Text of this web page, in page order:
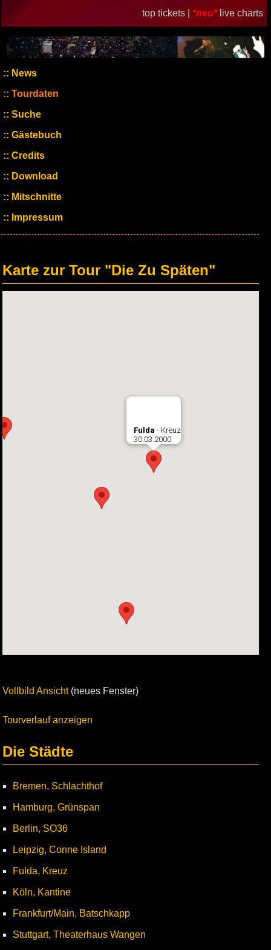
top tickets | *neu* live charts
News
Tourdaten
Suche
Gästebuch
Credits
Download
Mitschnitte
Impressum
Karte zur Tour "Die Zu Späten"
Fulda - Kreuz
30.03.2000
Vollbild Ansicht(neues Fenster)
Tourverlauf anzeigen
Die Städte
Bremen, Schlachthof
Hamburg, Grünspan
Berlin, SO36
Leipzig, Conne Island
Fulda, Kreuz
Köln, Kantine
Frankfurt/Main, Batschkapp
Stuttgart, Theaterhaus Wangen